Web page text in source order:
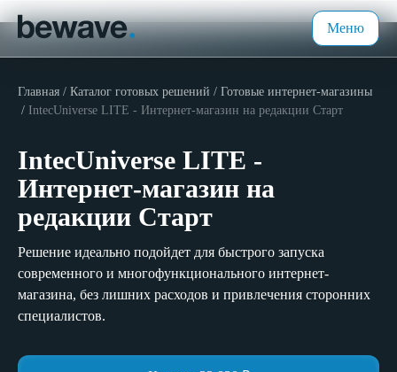
Меню
Главная Каталог готовых решений
Готовые интернет-магазины
IntecUniverse LITE - Интернет-магазин на редакции Старт
IntecUniverse LITE -
Интернет-магазин на
редакции Старт
Решение идеально подойдет для быстрого запуска
современного и многофункционального интернет-
магазина, без лишних расходов и привлечения сторонних
специалистов.